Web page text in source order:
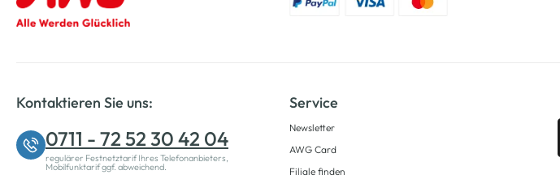
Kontaktieren Sie uns:
0711 - 72 52 30 42 04
regulärer Festnetztarif Ihres Telefonanbieters,
Mobilfunktarif ggf. abweichend.
Service
Newsletter
AWG Card
Filiale finden